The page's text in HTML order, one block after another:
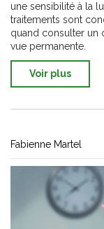
une sensibilité à la
traitements sont
quand consulter un
vue permanente.
Voir plus
Fabienne Martel